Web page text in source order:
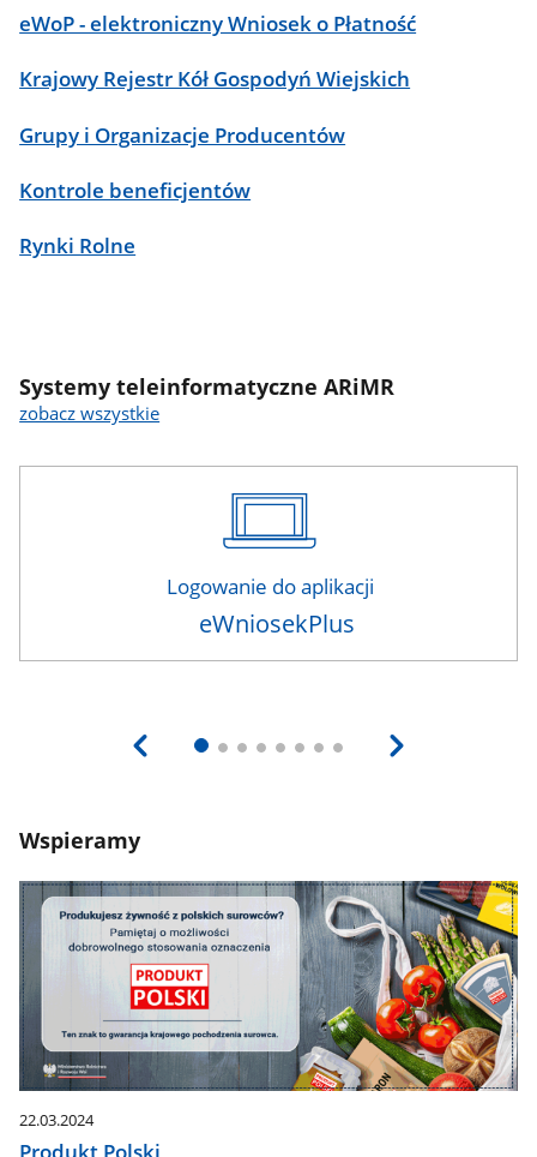
eWoP - elektroniczny Wniosek o Płatność
Krajowy Rejestr Kół Gospodyń Wiejskich
Grupy i Organizacje Producentów
Kontrole beneficjentów
Rynki Rolne
Systemy teleinformatyczne ARiMR
zobacz wszystkie
Wspieramy
22.03.2024